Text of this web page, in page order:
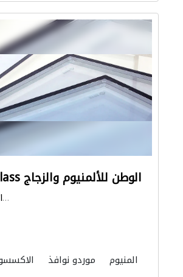
alwatan glass الوطن للألمنيوم والزجاج
https://goo.gl/maps/JzQroGM3iNBKofFj7
موردو نوافذ
المنيوم